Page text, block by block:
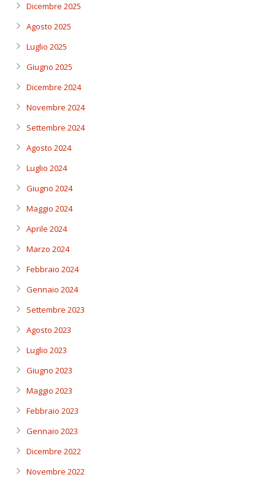
Dicembre 2025
Agosto 2025
Luglio 2025
Giugno 2025
Dicembre 2024
Novembre 2024
Settembre 2024
Agosto 2024
Luglio 2024
Giugno 2024
Maggio 2024
Aprile 2024
Marzo 2024
Febbraio 2024
Gennaio 2024
Settembre 2023
Agosto 2023
Luglio 2023
Giugno 2023
Maggio 2023
Febbraio 2023
Gennaio 2023
Dicembre 2022
Novembre 2022